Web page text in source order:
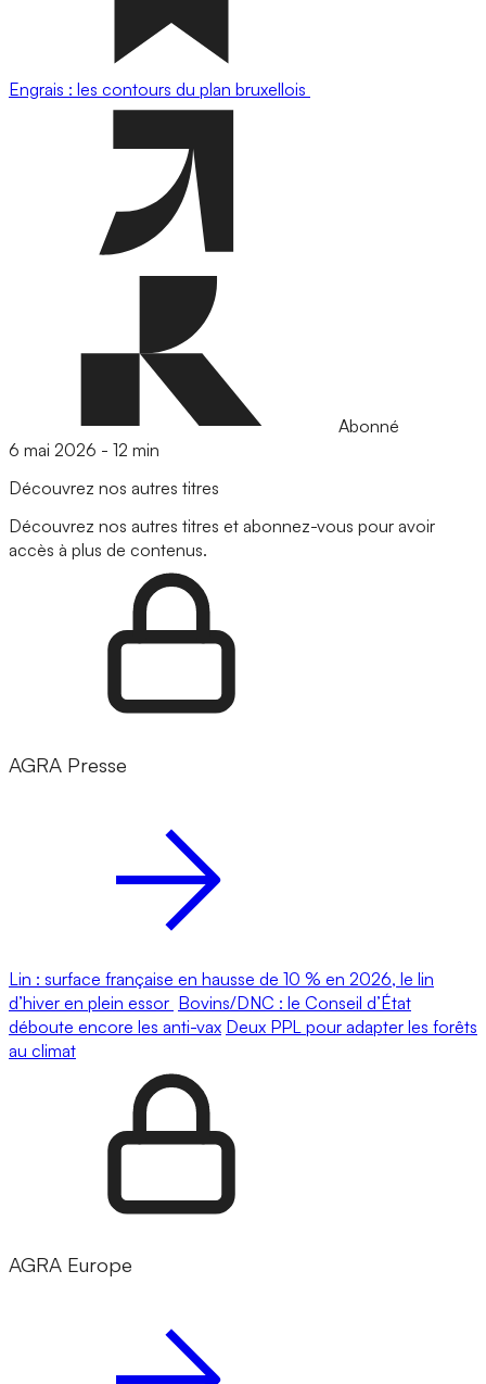
Engrais : les contours du plan bruxellois
Abonné
6 mai 2026 - 12 min
Découvrez nos autres titres
Découvrez nos autres titres et abonnez-vous pour avoir
accès à plus de contenus.
AGRA Presse
Lin : surface française en hausse de 10 % en 2026, le lin
d’hiver en plein essor Bovins/DNC : le Conseil d’État
déboute encore les anti-vax Deux PPL pour adapter les forêts
au climat
AGRA Europe